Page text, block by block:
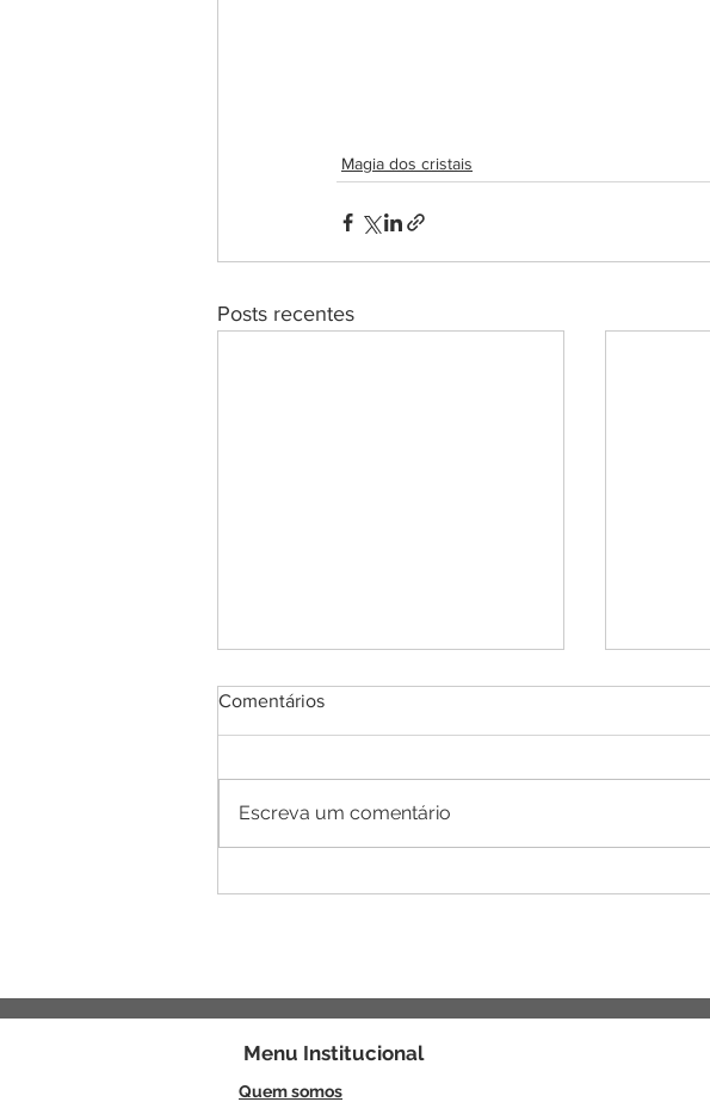
Magia dos cristais
Posts recentes
Pedra do ano 2024
Comentários
Escreva um comentário
Menu Institucional
Quem somos